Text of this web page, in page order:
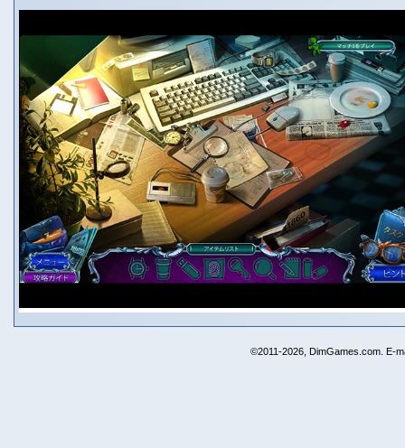
©2011-2026, DimGames.com. E-